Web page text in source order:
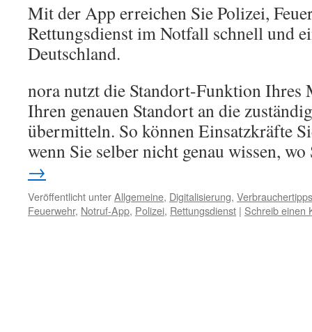
Mit der App erreichen Sie Polizei,
Rettungsdienst im Notfall schnell und
Deutschland.
nora nutzt die Standort-Funktion Ihres
Ihren genauen Standort an die
übermitteln. So können Einsatzkräfte
wenn Sie selber nicht genau wissen,
→
Veröffentlicht unterAllgemeine, Digitalisierung, Verbrauchertipps
Feuerwehr, Notruf-App, Polizei, Rettungsdienst | Schreib einen